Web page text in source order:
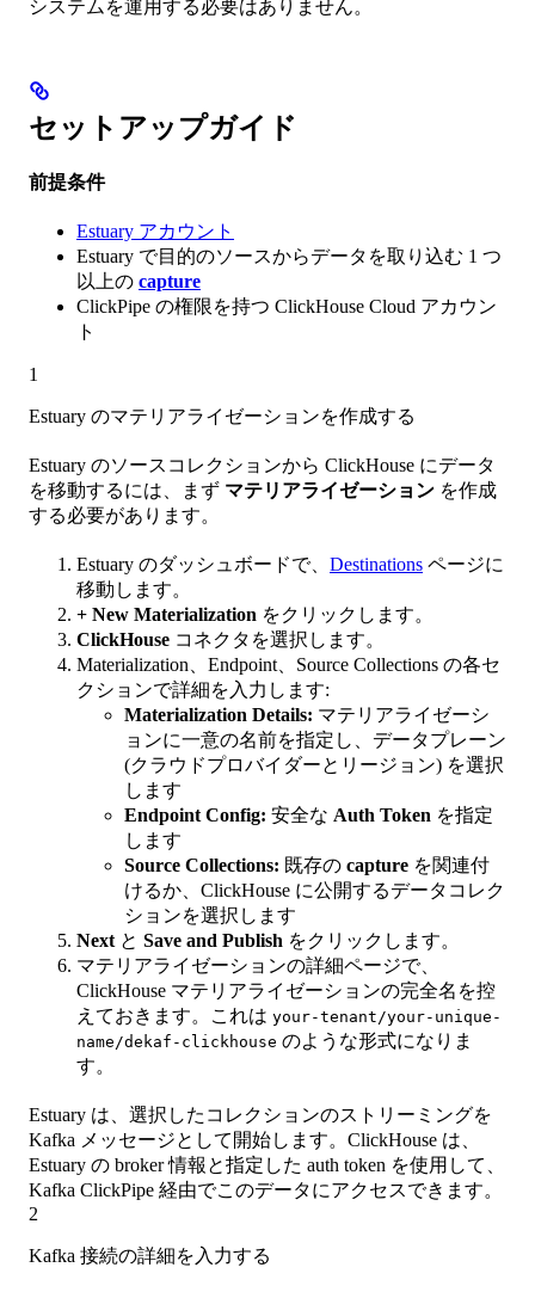
システムを運用する必要はありません。
セットアップガイド
前提条件
Estuary アカウント
Estuary で目的のソースからデータを取り込む 1 つ
以上の capture
ClickPipe の権限を持つ ClickHouse Cloud アカウン
ト
1
Estuary のマテリアライゼーションを作成する
Estuary のソースコレクションから ClickHouse にデータ
を移動するには、まず マテリアライゼーション を作成
する必要があります。
Estuary のダッシュボードで、 Destinations ページに
移動します。
+ New Materialization をクリックします。
ClickHouse コネクタを選択します。
Materialization、Endpoint、Source Collections の各セ
クションで詳細を入力します:
Materialization Details: マテリアライゼーシ
ョンに一意の名前を指定し、データプレーン
(クラウドプロバイダーとリージョン) を選択
します
Endpoint Config: 安全な Auth Token を指定
します
Source Collections: 既存の capture を関連付
けるか、ClickHouse に公開するデータコレク
ションを選択します
Next と Save and Publish をクリックします。
マテリアライゼーションの詳細ページで、
ClickHouse マテリアライゼーションの完全名を控
えておきます。これは your-tenant/your-unique-
name/dekaf-clickhouse のような形式になりま
す。
Estuary は、選択したコレクションのストリーミングを
Kafka メッセージとして開始します。ClickHouse は、
Estuary の broker 情報と指定した auth token を使用して、
Kafka ClickPipe 経由でこのデータにアクセスできます。
2
Kafka 接続の詳細を入力する